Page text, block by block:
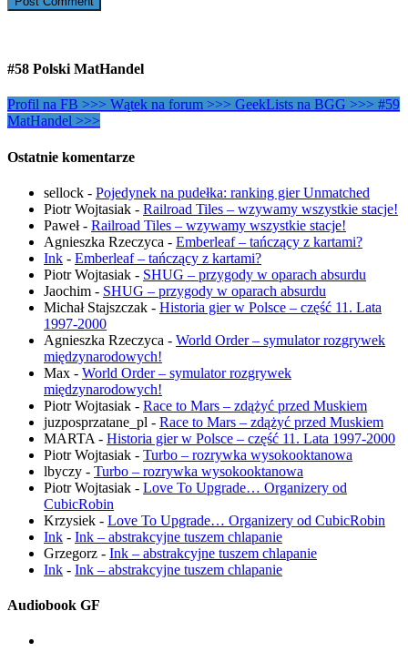
#58 Polski MatHandel
Profil na FB >>> Wątek na forum >>> GeekLists na BGG >>> #59
MatHandel >>>
Ostatnie komentarze
sellock - Pojedynek na pudełka: ranking gier Unmatched
Piotr Wojtasiak - Railroad Tiles – wzywamy wszystkie stacje!
Paweł- Railroad Tiles – wzywamy wszystkie stacje!
Agnieszka Rzeczyca - Emberleaf – tańczący z kartami?
Ink - Emberleaf – tańczący z kartami?
Piotr Wojtasiak - SHUG – przygody w oparach absurdu
Jaochim - SHUG – przygody w oparach absurdu
Michał Stajszczak - Historia gier w Polsce – część 11. Lata
1997-2000
Agnieszka Rzeczyca - World Order – symulator rozgrywek
międzynarodowych!
Max - World Order – symulator rozgrywek
międzynarodowych!
Piotr Wojtasiak - Race to Mars – zdążyć przed Muskiem
juzposprzatane_pl - Race to Mars – zdążyć przed Muskiem
MARTA - Historia gier w Polsce – część 11. Lata 1997-2000
Piotr Wojtasiak - Turbo – rozrywka wysokooktanowa
lbyczy - Turbo – rozrywka wysokooktanowa
Piotr Wojtasiak - Love To Upgrade… Organizery od
CubicRobin
Krzysiek - Love To Upgrade… Organizery od CubicRobin
Ink - Ink – abstrakcyjne tuszem chlapanie
Grzegorz - Ink – abstrakcyjne tuszem chlapanie
Ink - Ink – abstrakcyjne tuszem chlapanie
Audiobook GF